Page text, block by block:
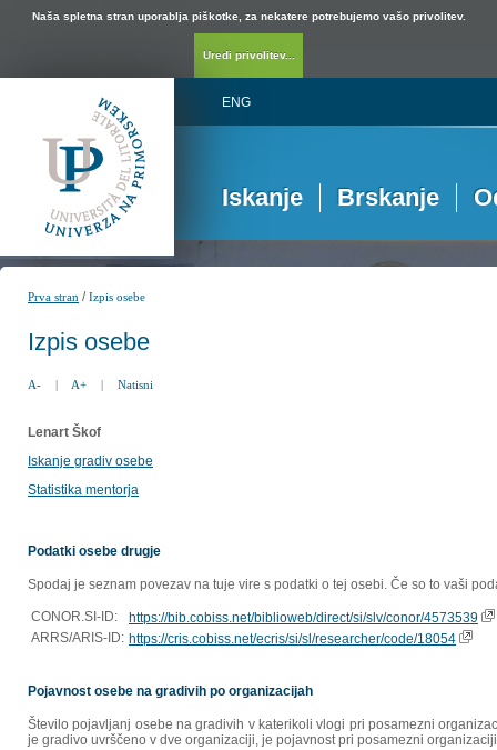
Naša spletna stran uporablja piškotke, za nekatere potrebujemo vašo privolitev.
Uredi privolitev...
ENG
Iskanje Brskanje
Prva stran /Izpis osebe
Izpis osebe
A- | A+ | Natisni
Lenart Škof
Iskanje gradiv osebe
Statistika mentorja
Podatki osebe drugje
Spodaj je seznam povezav na tuje vire s podatki o tej osebi. Če so to vaši
CONOR.SI-ID:
https://bib.cobiss.net/biblioweb/direct/si/slv/conor/4573539
ARRS/ARIS-ID: https://cris.cobiss.net/ecris/si/sl/researcher/code/18054
Pojavnost osebe na gradivih po organizacijah
Število pojavljanj osebe na gradivih v katerikoli vlogi pri posamezni
je gradivo uvrščeno v dve organizaciji, je pojavnost pri posamezni